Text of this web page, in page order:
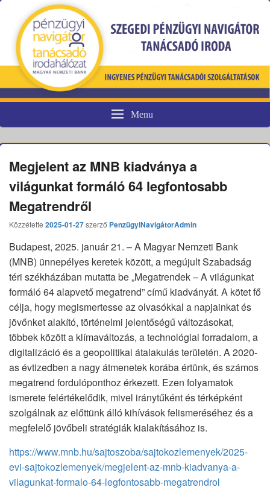
Pénzügyi fogyasztóvédelem
Menu
Megjelent az MNB kiadványa a
világunkat formáló 64 legfontosabb
Megatrendről
Közzétette 2025-01-27szerző PenzügyiNavigátorAdmin
Budapest, 2025. január 21. – A Magyar Nemzeti Bank
(MNB) ünnepélyes keretek között, a megújult Szabadság
téri székházában mutatta be „Megatrendek – A világunkat
formáló 64 alapvető megatrend” című kiadványát. A kötet fő
célja, hogy megismertesse az olvasókkal a napjainkat és
jövőnket alakító, történelmi jelentőségű változásokat,
többek között a klímaváltozás, a technológiai forradalom, a
digitalizáció és a geopolitikai átalakulás területén. A 2020-
as évtizedben a nagy átmenetek korába értünk, és számos
megatrend fordulóponthoz érkezett. Ezen folyamatok
ismerete felértékelődik, mivel iránytűként és térképként
szolgálnak az előttünk álló kihívások felismeréséhez és a
megfelelő jövőbeli stratégiák kialakításához is.
https://www.mnb.hu/sajtoszoba/sajtokozlemenyek/2025-
evi-sajtokozlemenyek/megjelent-az-mnb-kiadvanya-a-
vilagunkat-formalo-64-legfontosabb-megatrendrol